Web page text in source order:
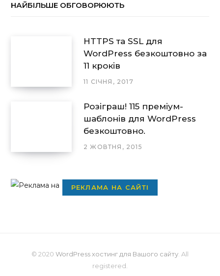
НАЙБІЛЬШЕ ОБГОВОРЮЮТЬ
HTTPS та SSL для
WordPress безкоштовно за
11 кроків
11 СІЧНЯ, 2017
Розіграш! 115 преміум-
шаблонів для WordPress
безкоштовно.
2 ЖОВТНЯ, 2015
РЕКЛАМА НА САЙТІ
© 2020 WordPress хостинг для Вашого сайту . All
registered.